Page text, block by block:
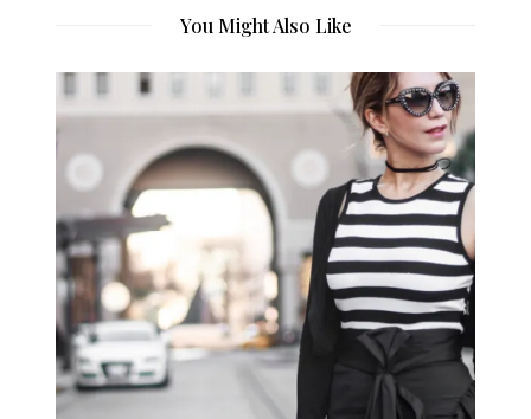
You Might Also Like